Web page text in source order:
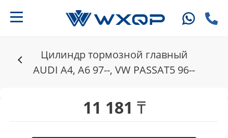
Цилиндр тормозной главный
AUDI A4, A6 97--, VW PASSAT5 96--
11 181 ₸